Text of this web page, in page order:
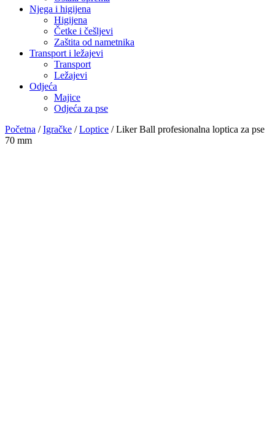
Njega i higijena
Higijena
Četke i češljevi
Zaštita od nametnika
Transport i ležajevi
Transport
Ležajevi
Odjeća
Majice
Odjeća za pse
Početna /Igračke /Loptice / Liker Ball profesionalna loptica za pse
70 mm